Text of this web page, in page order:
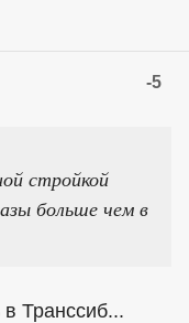
-5
стройкой
больше чем в
Транссиб...